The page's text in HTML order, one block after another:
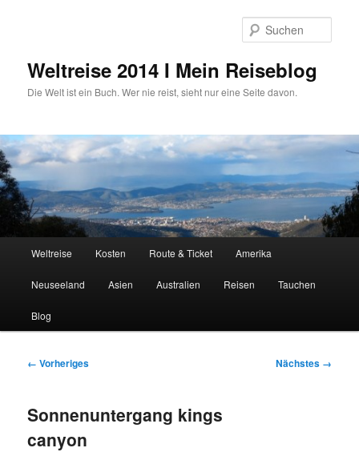
Weltreise 2014 I Mein Reiseblog
Die Welt ist ein Buch. Wer nie reist, sieht nur eine Seite davon.
Weltreise Kosten Route & Ticket Amerika
Neuseeland Asien Australien Reisen Tauchen
Blog
Bilder-
← Vorheriges Nächstes →
Sonnenuntergang kings
canyon